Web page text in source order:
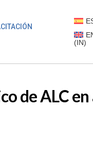
(IN)
de ALC en